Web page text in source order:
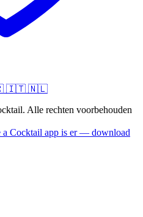
🇮🇹 🇳🇱
Alle rechten voorbehouden
Cocktail app is er — download